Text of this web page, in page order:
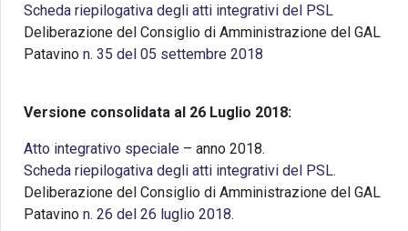
Scheda riepilogativa degli atti integrativi del PSL
Deliberazione del Consiglio di Amministrazione del GAL
Patavino n. 35 del 05 settembre 2018
Versione consolidata al 26 Luglio 2018:
Atto integrativo speciale – anno 2018.
Scheda riepilogativa degli atti integrativi del PSL.
Deliberazione del Consiglio di Amministrazione del GAL
Patavino n. 26 del 26 luglio 2018.